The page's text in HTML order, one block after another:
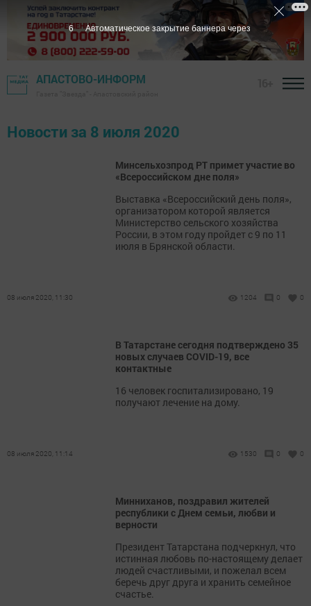
АПАСТОВО-ИНФОРМ
Новости за 8 июля 2020
Минсельхозпрод РТ примет участие во
«Всероссийском дне поля»
Выставка «Всероссийский день поля»,
организатором которой является
Министерство сельского хозяйства
России, в этом году пройдет с 9 по 11
июля в Брянской области.
08 июля 2020, 11:30 1204 0 0
В Татарстане сегодня подтверждено 35
новых случаев COVID-19, все
контактные
16 человек госпитализировано, 19
получают лечение на дому.
08 июля 2020, 11:14 1530 0 0
Минниханов, поздравил жителей
республики с Днем семьи, любви и
верности
Президент Татарстана подчеркнул, что
истинная любовь по-настоящему делает
людей счастливыми, и пожелал всем
беречь друг друга и хранить семейное
счастье.
6 Автоматическое закрытие баннера через